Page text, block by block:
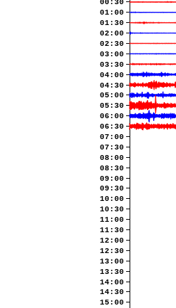
00:30
01:00
01:30
02:00
02:30
03:00
03:30
04:00
04:30
05:00
05:30
06:00
06:30
07:00
07:30
08:00
08:30
09:00
09:30
10:00
10:30
11:00
11:30
12:00
12:30
13:00
13:30
14:00
14:30
15:00